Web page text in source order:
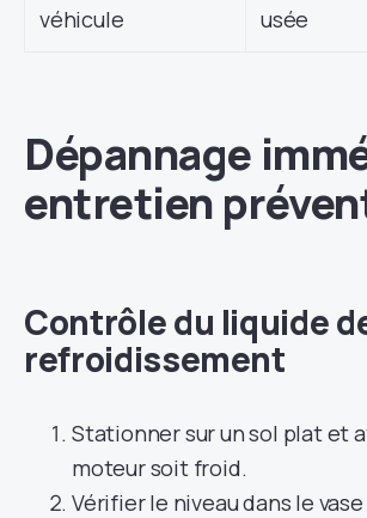
véhicule
usée
Dépannage
entretien
Contrôle du liquide
refroidissement
Stationner sur un sol plat et
moteur soit froid.
Vérifier le niveau dans le vase